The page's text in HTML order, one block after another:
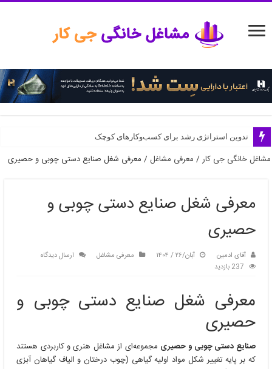
تدوین استراتژی رشد برای کسب‌وکارهای کوچک
مدیریت منابع انسانی در استارتاپ‌ها
مشاغل خانگی جی کار/ معرفی مشاغل/ معرفی شغل صنایع دستی چوبی و حصیری
معرفی شغل صنایع دستی چوبی و
حصیری
آقای ادمین آبان/۲۶ / ۱۴۰۴ معرفی مشاغل
ارسال دیدگاه
237 بازدید
معرفی شغل صنایع دستی چوبی و
حصیری
صنایع دستی چوبی و حصیری مجموعه‌ای از مشاغل هنری و کاربردی هستند
که بر پایه تغییر شکل مواد اولیه گیاهی (چوب درختان و الیاف گیاهان آبزی